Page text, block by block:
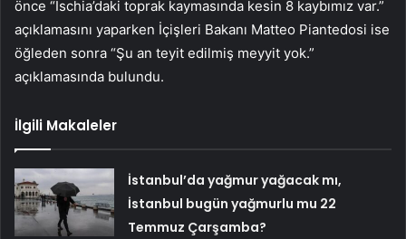
önce “Ischia’daki toprak kaymasında kesin 8 kaybımız var.”
açıklamasını yaparken İçişleri Bakanı Matteo Piantedosi ise
öğleden sonra “Şu an teyit edilmiş meyyit yok.”
açıklamasında bulundu.
İlgili Makaleler
İstanbul’da yağmur yağacak mı,
İstanbul bugün yağmurlu mu 22
Temmuz Çarşamba?